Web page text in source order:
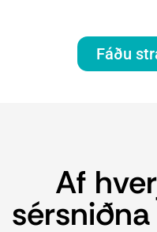
Fáðu
Af